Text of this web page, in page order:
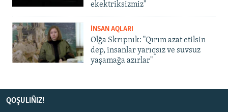
ekektriksizmiz"
İNSAN AQLARI
Olğa Skrıpnık: "Qırım azat etilsin
dep, insanlar yarıqsız ve suvsuz
yaşamağa azırlar"
QOŞULIÑIZ!